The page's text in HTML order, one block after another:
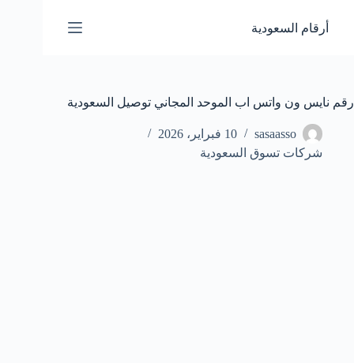
المحتوى
أرقام السعودية
رقم نايس ون واتس اب الموحد المجاني توصيل السعودية
sasaasso
10 فبراير، 2026
شركات تسوق السعودية